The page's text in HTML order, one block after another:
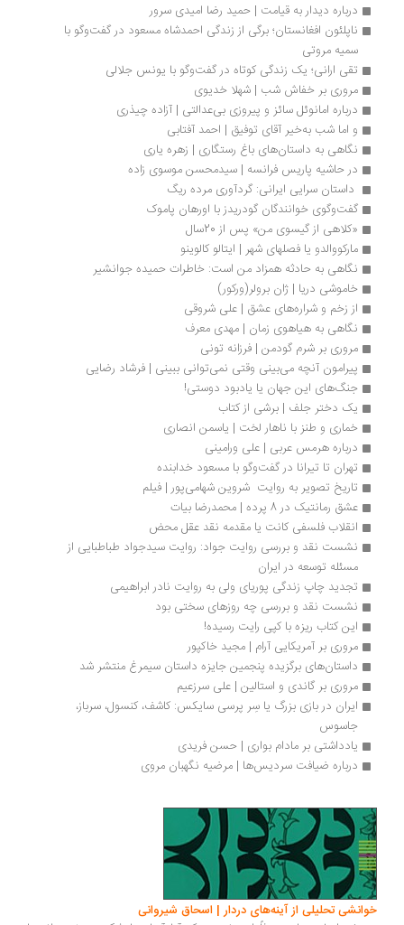
درباره دیدار به قیامت | حمید رضا امیدی سرور
ناپلئون افغانستان؛ برگی از زندگی احمدشاه مسعود در گفت‌وگو با
سمیه مروتی
تقی ارانی؛ یک زندگی کوتاه در گفت‌وگو با یونس جلالی
مروری بر خفاش شب | شهلا خدیوی
درباره امانوئل سائز و پیروزی بی‌عدالتی | آزاده چیذری
و اما شب به‌خیر آقای توفیق | احمد آفتابی
نگاهی به داستان‌های باغ رستگاری | زهره یاری
در حاشیه پاریس فرانسه | سیدمحسن موسوی زاده
داستان سرایی ایرانی: گردآوری مرده ریگ
گفت‌وگوی خوانندگان گودریدز با اورهان پاموک
«کلاهی از گیسوی من» پس از 20سال
مارکووالدو یا فصلهای شهر | ایتالو کالوینو
نگاهی به حادثه همزاد من است: خاطرات حمیده جوانشیر
خاموشی دریا | ژان برولر(ورکور)
از زخم و شراره‌های عشق | علی شروقی
نگاهی به هیاهوی زمان | مهدی معرف
مروری بر شرم گودمن | فرزانه تونی
پیرامون آنچه می‌بینی وقتی نمی‌توانی ببینی | فرشاد رضایی
جنگ‌های این جهان یا یادبود دوستی!
یک دختر جلف | برشی از کتاب
خماری و طنز با ناهار لخت | یاسمن انصاری
درباره هرمس عربی | علی ورامینی
تهران تا تیرانا در گفت‌وگو با مسعود خدابنده
تاریخ تصویر به روایت  شروین شهامی‌پور | فیلم
عشق رمانتیک در 8 پرده | محمدرضا بیات
انقلاب فلسفی کانت یا مقدمه‌ نقد عقل محض
نشست نقد و بررسی روایت جواد: روایت سیدجواد طباطبایی از
مسئله توسعه در ایران
تجدید چاپ زندگی پوریای ولی به روایت نادر ابراهیمی
نشست نقد و بررسی چه روزهای سختی بود
این کتاب ریزه با کپی رایت رسیده!
مروری بر آمریکایی آرام | مجید خاکپور
داستان‌های برگزیده پنجمین جایزه داستان سیمرغ منتشر شد
مروری بر گاندی و استالین | علی سرزعیم
ایران در بازی بزرگ یا سِر پرسی سایکس: کاشف، کنسول، سرباز،
جاسوس
یادداشتی بر مادام بواری | حسن فریدی
درباره ضیافت سردیس‌ها | مرضیه نگهبان مروی
تحلیلی از آینه‌های دردار | اسحاق شیروانی